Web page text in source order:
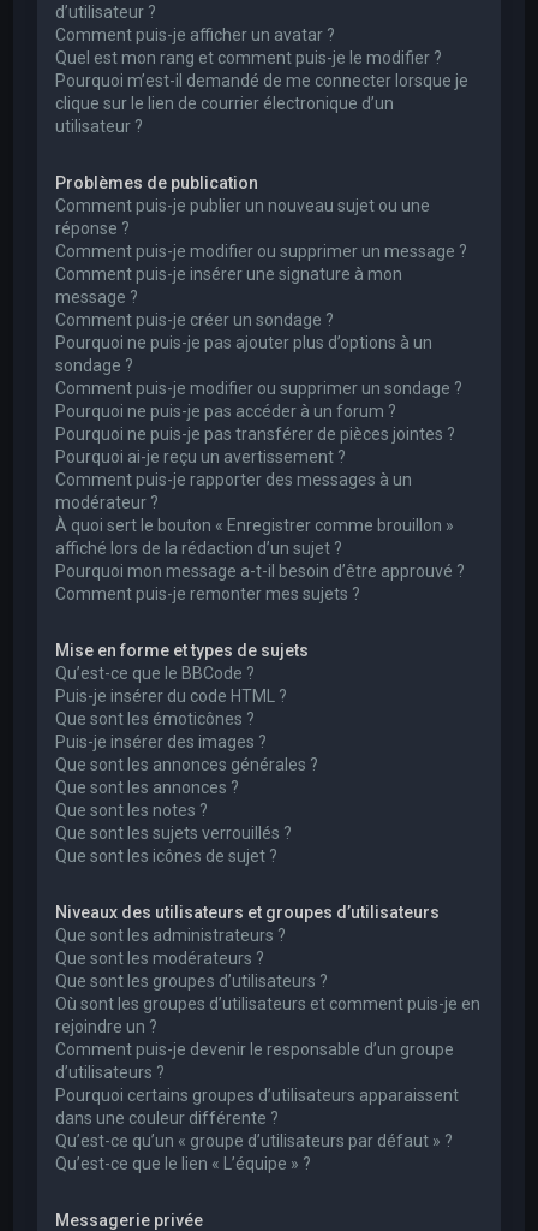
d’utilisateur ?
Comment puis-je afficher un avatar ?
Quel est mon rang et comment puis-je le modifier ?
Pourquoi m’est-il demandé de me connecter lorsque je
clique sur le lien de courrier électronique d’un
utilisateur ?
Problèmes de publication
Comment puis-je publier un nouveau sujet ou une
réponse ?
Comment puis-je modifier ou supprimer un message ?
Comment puis-je insérer une signature à mon
message ?
Comment puis-je créer un sondage ?
Pourquoi ne puis-je pas ajouter plus d’options à un
sondage ?
Comment puis-je modifier ou supprimer un sondage ?
Pourquoi ne puis-je pas accéder à un forum ?
Pourquoi ne puis-je pas transférer de pièces jointes ?
Pourquoi ai-je reçu un avertissement ?
Comment puis-je rapporter des messages à un
modérateur ?
À quoi sert le bouton « Enregistrer comme brouillon »
affiché lors de la rédaction d’un sujet ?
Pourquoi mon message a-t-il besoin d’être approuvé ?
Comment puis-je remonter mes sujets ?
Mise en forme et types de sujets
Qu’est-ce que le BBCode ?
Puis-je insérer du code HTML ?
Que sont les émoticônes ?
Puis-je insérer des images ?
Que sont les annonces générales ?
Que sont les annonces ?
Que sont les notes ?
Que sont les sujets verrouillés ?
Que sont les icônes de sujet ?
Niveaux des utilisateurs et groupes d’utilisateurs
Que sont les administrateurs ?
Que sont les modérateurs ?
Que sont les groupes d’utilisateurs ?
Où sont les groupes d’utilisateurs et comment puis-je en
rejoindre un ?
Comment puis-je devenir le responsable d’un groupe
d’utilisateurs ?
Pourquoi certains groupes d’utilisateurs apparaissent
dans une couleur différente ?
Qu’est-ce qu’un « groupe d’utilisateurs par défaut » ?
Qu’est-ce que le lien « L’équipe » ?
Messagerie privée